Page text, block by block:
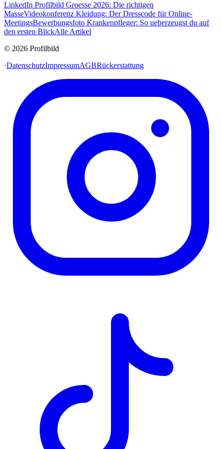
LinkedIn Profilbild Groesse 2026: Die richtigen
MasseVideokonferenz Kleidung: Der Dresscode für Online-
MeetingsBewerbungsfoto Krankenpfleger: So ueberzeugst du auf
den ersten BlickAlle Artikel
© 2026 Profilbild
·DatenschutzImpressumAGBRückerstattung